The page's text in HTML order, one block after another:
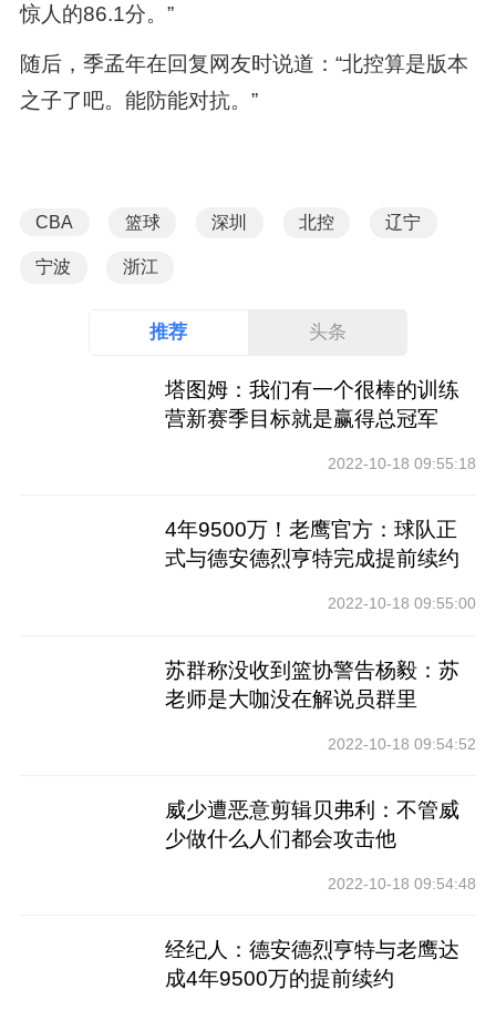
惊人的86.1分。”
随后，季孟年在回复网友时说道：“北控算是版本
之子了吧。能防能对抗。”
CBA 篮球 深圳 北控 辽宁
宁波 浙江
推荐 头条
塔图姆：我们有一个很棒的训练
营新赛季目标就是赢得总冠军
2022-10-18 09:55:18
4年9500万！老鹰官方：球队正
式与德安德烈亨特完成提前续约
2022-10-18 09:55:00
苏群称没收到篮协警告杨毅：苏
老师是大咖没在解说员群里
2022-10-18 09:54:52
威少遭恶意剪辑贝弗利：不管威
少做什么人们都会攻击他
2022-10-18 09:54:48
经纪人：德安德烈亨特与老鹰达
成4年9500万的提前续约